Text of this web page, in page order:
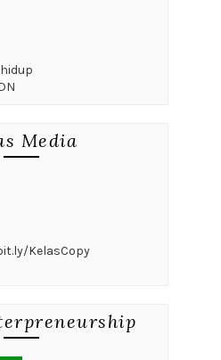
Media
KelasCopy